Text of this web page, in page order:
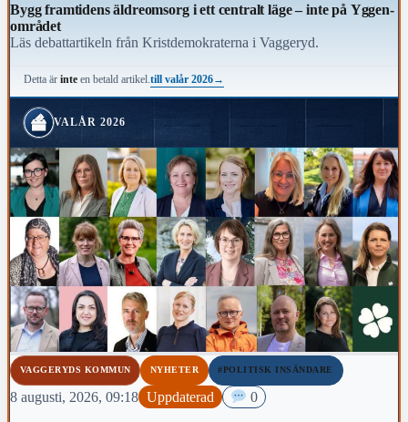
Bygg framtidens äldreomsorg i ett centralt läge – inte på Yggen-
området
Läs debattartikeln från Kristdemokraterna i Vaggeryd.
Detta ärinte en betald artikel.till valår 2026→
VALÅR 2026
VAGGERYDS KOMMUN NYHETER #POLITISK INSÄNDARE
8 augusti, 2026, 09:18 Uppdaterad 0